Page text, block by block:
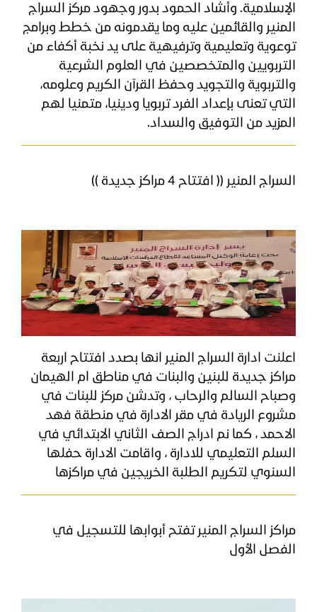
الإسلامية. وأشاد الحمود بدور وجهود مركز السراج
المنير والقائمين عليه وما يقدمونه من خطط وبرامج
توعوية وتعليمية وترفيهية على يد نخبة أكفاء من
التربويين والمتخصصين في العلوم الشرعية
والتربوية والتجويد وحفظ القرآن الكريم وعلومه،
التي تعنى بإعداد الفرد تربويا ودينيا، متمنيا لهم
المزيد من التوفيق والسداد.
السراج المنير (( افتتاح 4 مراكز جديدة ))
اعلنت ادارة السراج المنير انها بصدد افتتاح اربعة
مراكز جديدة للبنين والبنات في مناطق ام الهيمان
وصباح السالم والرحاب ، وتدشن مركز للبنات في
مشروع الريادة في مقر الادارة في منطقة فهد
الاحمد ، كما نم ادراج الصف الثاني الابتدائي في
السلم التعليمي للادارة ، واقامت الادارة حفلها
السنوي لتكريم الطلبة الخريجين في مراكزها
مراكز السراج المنير تفتح أبوابها للتسجيل في
الفصل الأول